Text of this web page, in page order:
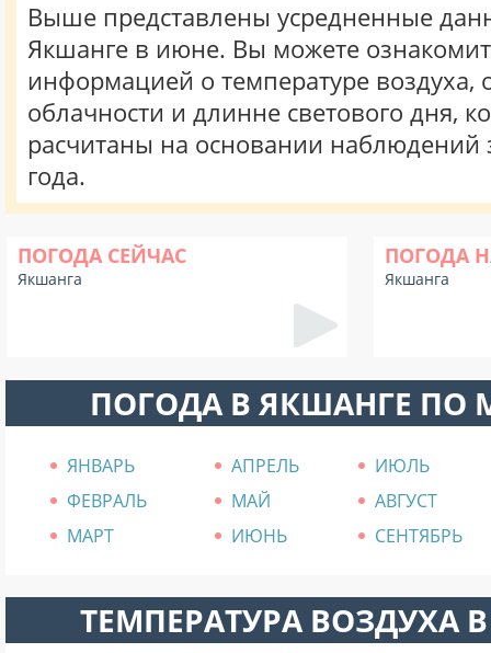
Выше представлены усредненные
Якшанге в июне. Вы можете
информацией о температуре воздуха,
облачности и длинне светового дня,
расчитаны на основании наблюдений
года.
ПОГОДА СЕЙЧАС
Якшанга
ПОГОДА
Якшанга
ПОГОДА В ЯКШАНГЕ ПО
ЯНВАРЬ АПРЕЛЬ
ИЮЛЬ
ФЕВРАЛЬ
МАЙ
АВГУСТ
МАРТ
ИЮНЬ СЕНТЯБРЬ
ТЕМПЕРАТУРА ВОЗДУХА